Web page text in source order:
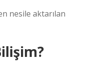
nesile aktarılan